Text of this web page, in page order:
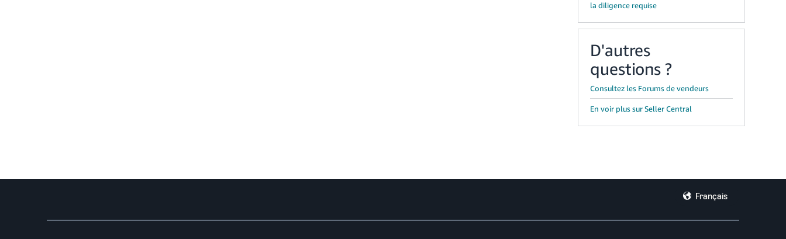
la diligence requise
D'autres
questions ?
Consultez les Forums de vendeurs
En voir plus sur Seller Central
Français